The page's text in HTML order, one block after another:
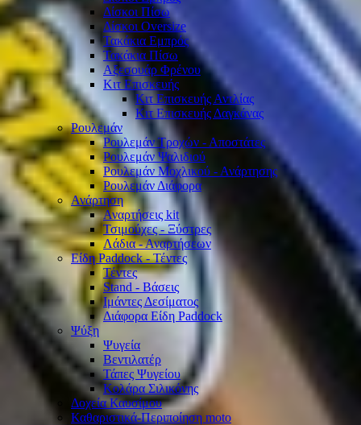
Δίσκοι Πίσω
Δίσκοι Oversize
Τακάκια Εμπρός
Τακάκια Πίσω
Αξεσουάρ Φρένου
Κιτ Επισκευής
Κιτ Επισκευής Αντλίας
Κιτ Επισκευής Δαγκάνας
Ρουλεμάν
Ρουλεμάν Τροχών - Αποστάτες
Ρουλεμάν Ψαλιδιού
Ρουλεμάν Μοχλικού - Ανάρτησης
Ρουλεμάν Διάφορα
Ανάρτηση
Αναρτήσεις kit
Τσιμούχες - Ξύστρες
Λάδια - Αναρτήσεων
Είδη Paddock - Τέντες
Τέντες
Stand - Βάσεις
Ιμάντες Δεσίματος
Διάφορα Είδη Paddock
Ψύξη
Ψυγεία
Βεντιλατέρ
Τάπες Ψυγείου
Κολάρα Σιλικόνης
Δοχεία Καυσίμου
Καθαριστικά-Περιποίηση moto